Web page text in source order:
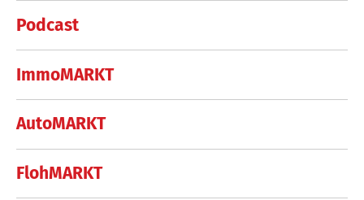
Podcast
ImmoMARKT
AutoMARKT
FlohMARKT